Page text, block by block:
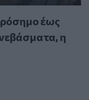
έως
η